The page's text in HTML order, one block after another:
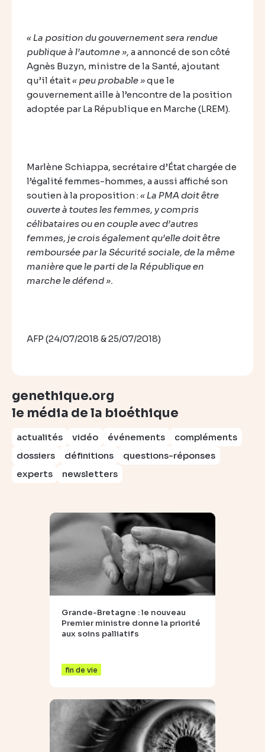
« La position du gouvernement sera rendue
publique à l’automne », a annoncé de son côté
Agnès Buzyn, ministre de la Santé, ajoutant
qu’il était« peu probable »que le
gouvernement aille à l’encontre de la position
adoptée par La République en Marche (LREM).
Marlène Schiappa, secrétaire d’État chargée de
l’égalité femmes-hommes, a aussi affiché son
soutien à la proposition :« La PMA doit être
ouverte à toutes les femmes, y compris
célibataires ou en couple avec d’autres
femmes, je crois également qu’elle doit être
remboursée par la Sécurité sociale, de la même
manière que le parti de la République en
marche le défend ».
AFP (24/07/2018 & 25/07/2018)
genethique.org
le média de la bioéthique
actualités vidéo événements
compléments
dossiers
définitions
questions-réponses
experts
newsletters
Grande-Bretagne : le nouveau
Premier ministre donne la priorité
aux soins palliatifs
fin de vie